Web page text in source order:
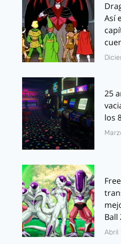
Así
25
los
Ball
Abril